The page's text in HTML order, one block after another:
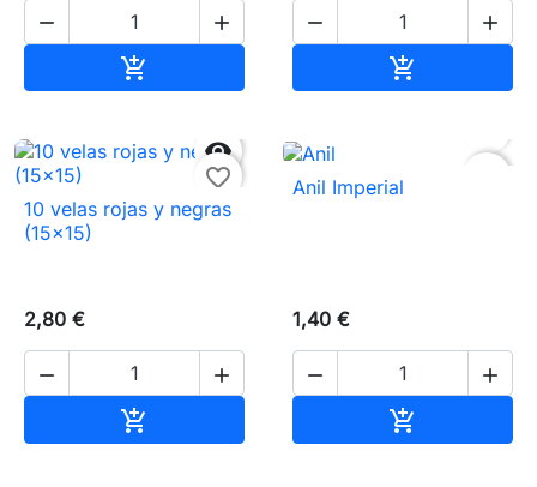
 

 


favorite_border
10 velas rojas y negras
(15×15)
2,80 €
 

Anil Imperial
1,40 €
 
